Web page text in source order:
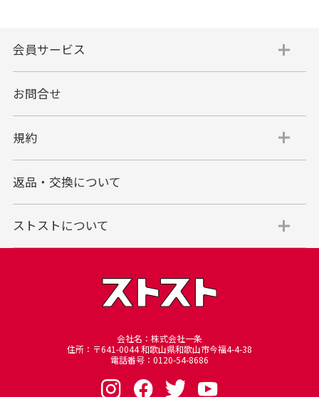
会員サービス
お問合せ
規約
返品・交換について
ストストについて
会社名：株式会社一条
住所：〒641-0044 和歌山県和歌山市今福4-4-38
電話番号：0120-54-8686